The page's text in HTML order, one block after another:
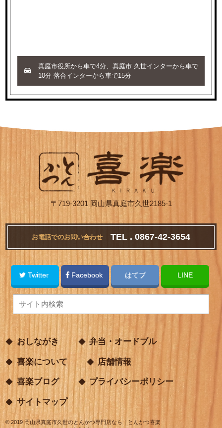
真庭市役所から車で4分、真庭市 久世インターから車で
10分 落合インターから車で15分
〒719-3201 岡山県真庭市久世2185-1
お電話でのお問い合わせ TEL . 0867-42-3654
Twitter Facebook はてブ LINE
おしながき 弁当・オードブル
喜楽について 店舗情報
喜楽ブログ プライバシーポリシー
サイトマップ
©2019 岡山県真庭市久世のとんかつ専門店なら｜とんかつ喜楽